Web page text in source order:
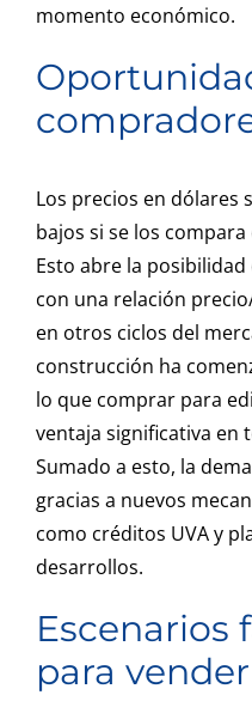
momento económico.
Los precios en dólares
bajos si se los
Esto abre la
con una relación
en otros ciclos del
construcción ha
lo que comprar para
ventaja significativa
Sumado a esto, la
gracias a nuevos
como créditos UVA y
desarrollos.
Escenarios
para vender